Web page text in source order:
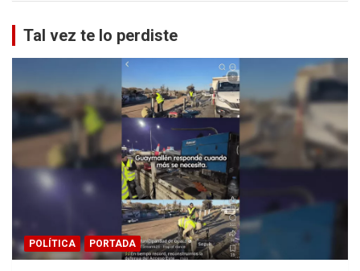
Tal vez te lo perdiste
POLÍTICA PORTADA